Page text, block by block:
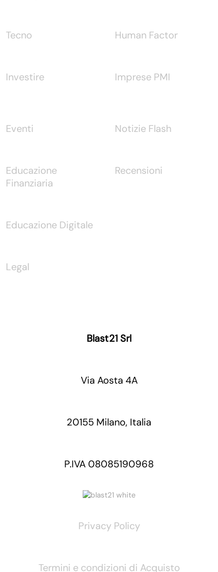
Tecno
Investire
Human Factor
Imprese PMI
Eventi
Educazione
Finanziaria
Educazione Digitale
Legal
Notizie Flash
Recensioni
Blast21 Srl
Via Aosta 4A
20155 Milano, Italia
P.IVA 08085190968
Privacy Policy
Termini e condizioni di Acquisto